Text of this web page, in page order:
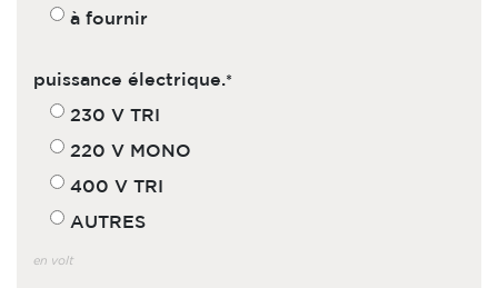
à fournir
puissance électrique.
230 V TRI
220 V MONO
400 V TRI
AUTRES
en volt